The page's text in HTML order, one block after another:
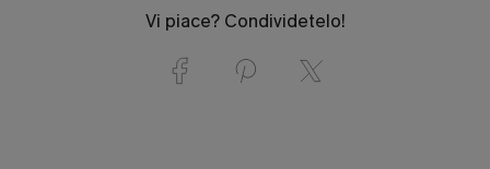
Vi piace? Condividetelo!